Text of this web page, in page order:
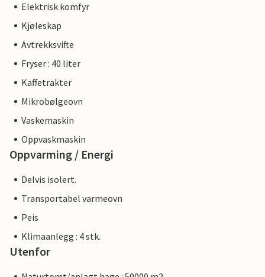
Elektrisk komfyr
Kjøleskap
Avtrekksvifte
Fryser : 40 liter
Kaffetrakter
Mikrobølgeovn
Vaskemaskin
Oppvaskmaskin
Oppvarming / Energi
Delvis isolert.
Transportabel varmeovn
Peis
Klimaanlegg : 4 stk.
Utenfor